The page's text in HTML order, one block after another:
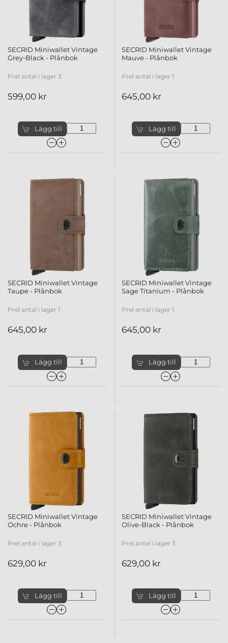
SECRID Miniwallet Vintage
Grey-Black - Plånbok
Prel antal i lager 3
599,00 kr
Lägg till
SECRID Miniwallet Vintage
Mauve - Plånbok
Prel antal i lager 1
645,00 kr
Lägg till
SECRID Miniwallet Vintage
Taupe - Plånbok
Prel antal i lager 1
645,00 kr
Lägg till
SECRID Miniwallet Vintage
Sage Titanium - Plånbok
Prel antal i lager 1
645,00 kr
Lägg till
SECRID Miniwallet Vintage
Ochre - Plånbok
Prel antal i lager 3
629,00 kr
Lägg till
SECRID Miniwallet Vintage
Olive-Black - Plånbok
Prel antal i lager 3
629,00 kr
Lägg till